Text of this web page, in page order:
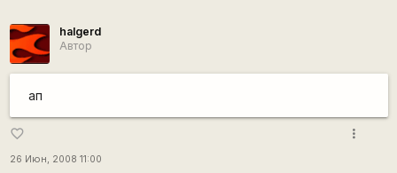
halgerd
Автор
ап
favorite_border
26 Июн, 2008 11:00
more_vert